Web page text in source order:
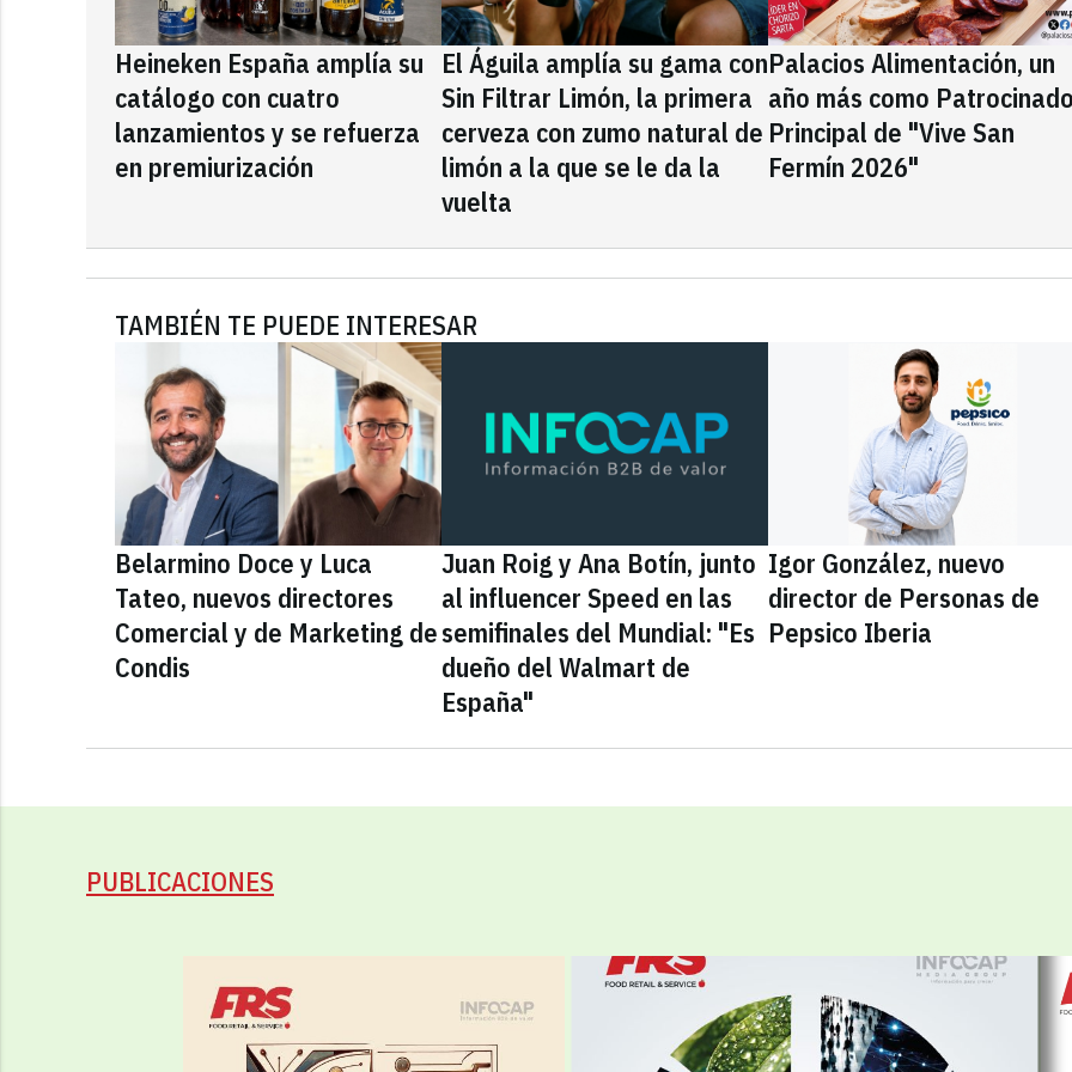
Heineken España amplía su
catálogo con cuatro
lanzamientos y se refuerza
en premiurización
El Águila amplía su gama con
Sin Filtrar Limón, la primera
cerveza con zumo natural de
limón a la que se le da la
vuelta
Palacios Alimentación, un
año más como
Principal de "Vive San
Fermín 2026"
TAMBIÉN TE PUEDE INTERESAR
Belarmino Doce y Luca
Tateo, nuevos directores
Comercial y de Marketing de
Condis
Juan Roig y Ana Botín, junto
al influencer Speed en las
semifinales del Mundial: "Es
dueño del Walmart de
España"
Igor González, nuevo
director de Personas de
Pepsico Iberia
PUBLICACIONES